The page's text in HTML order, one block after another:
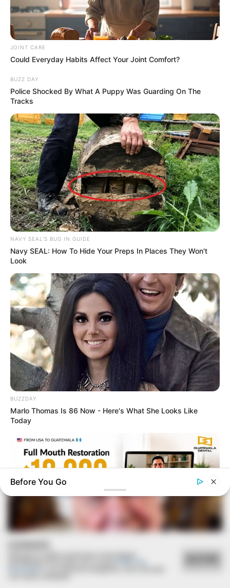
JOINT CARE
Could Everyday Habits Affect Your Joint Comfort?
BUZZ DAY
Police Shocked By What A Puppy Was Guarding On The
Tracks
NAVY SEAL'S BUG IN GUIDE
Navy SEAL: How To Hide Your Preps In Places They Won't
Look
BUZZDAY
Marlo Thomas Is 86 Now - Here's What She Looks Like
Today
Before You Go